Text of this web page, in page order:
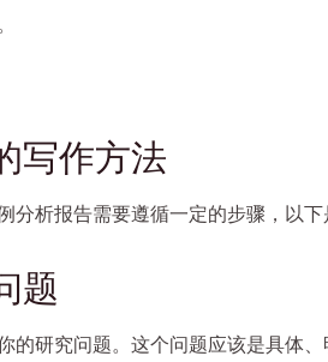
写作方法
分析报告需要遵循一定的步骤，以下
题
的研究问题。这个问题应该是具体